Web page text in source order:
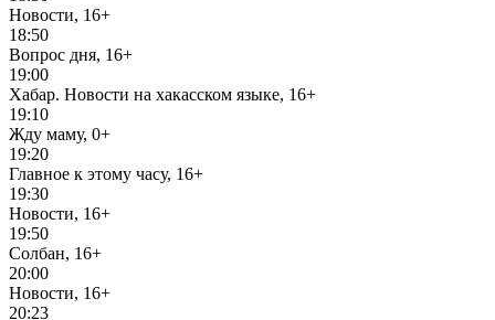
Новости, 16+
18:50
Вопрос дня, 16+
19:00
Хабар. Новости на хакасском языке, 16+
19:10
Жду маму, 0+
19:20
Главное к этому часу, 16+
19:30
Новости, 16+
19:50
Солбан, 16+
20:00
Новости, 16+
20:23